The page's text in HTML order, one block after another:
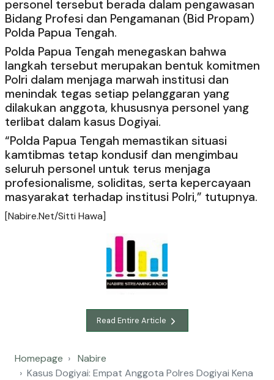
personel tersebut berada dalam pengawasan
Bidang Profesi dan Pengamanan (Bid Propam)
Polda Papua Tengah.
Polda Papua Tengah menegaskan bahwa
langkah tersebut merupakan bentuk komitmen
Polri dalam menjaga marwah institusi dan
menindak tegas setiap pelanggaran yang
dilakukan anggota, khususnya personel yang
terlibat dalam kasus Dogiyai.
“Polda Papua Tengah memastikan situasi
kamtibmas tetap kondusif dan mengimbau
seluruh personel untuk terus menjaga
profesionalisme, soliditas, serta kepercayaan
masyarakat terhadap institusi Polri,” tutupnya.
[Nabire.Net/Sitti Hawa]
Read Entire Article
Homepage
Nabire
Kasus Dogiyai: Empat Anggota Polres Dogiyai Kena